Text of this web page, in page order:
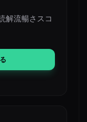
解流暢さスコ